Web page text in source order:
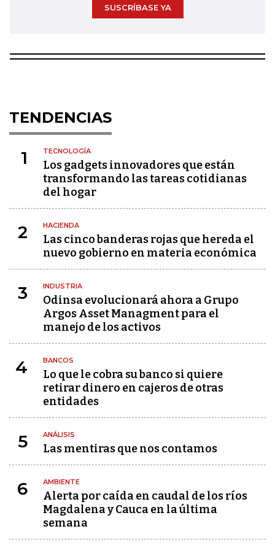
SUSCRÍBASE YA
TENDENCIAS
1 TECNOLOGÍA
Los gadgets innovadores que están
transformando las tareas cotidianas
del hogar
2 HACIENDA
Las cinco banderas rojas que hereda el
nuevo gobierno en materia económica
3 INDUSTRIA
Odinsa evolucionará ahora a Grupo
Argos Asset Managment para el
manejo de los activos
4 BANCOS
Lo que le cobra su banco si quiere
retirar dinero en cajeros de otras
entidades
5 ANÁLISIS
Las mentiras que nos contamos
6 AMBIENTE
Alerta por caída en caudal de los ríos
Magdalena y Cauca en la última
semana